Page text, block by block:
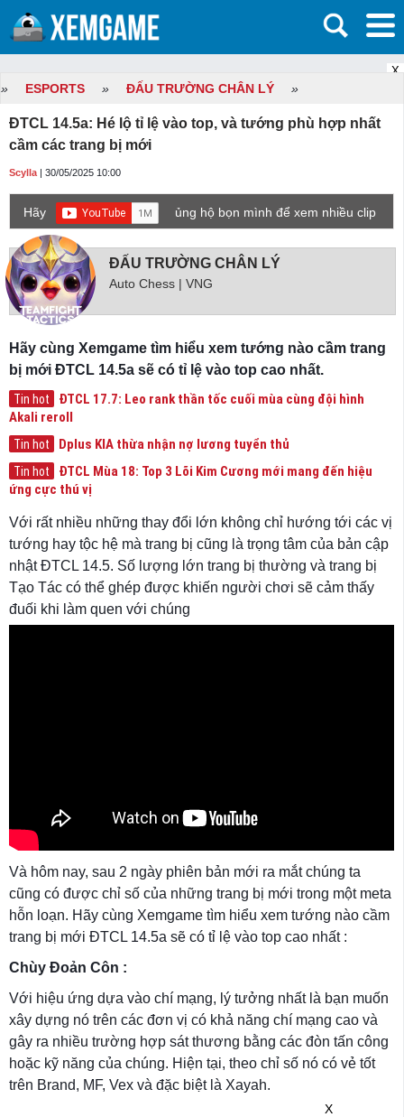
X
» ESPORTS » ĐẤU TRƯỜNG CHÂN LÝ »
ĐTCL 14.5a: Hé lộ tỉ lệ vào top, và tướng phù hợp nhất
cầm các trang bị mới
Scylla | 30/05/2025 10:00
Hãy
ủng hộ bọn mình để xem nhiều clip
game mới hơn nhé!
ĐẤU TRƯỜNG CHÂN LÝ
Auto Chess | VNG
Hãy cùng Xemgame tìm hiểu xem tướng nào cầm trang
bị mới ĐTCL 14.5a sẽ có tỉ lệ vào top cao nhất.
Tin hot
ĐTCL 17.7: Leo rank thần tốc cuối mùa cùng đội hình
Akali reroll
Tin hot Dplus KIA thừa nhận nợ lương tuyển thủ
Tin hot
ĐTCL Mùa 18: Top 3 Lõi Kim Cương mới mang đến hiệu
ứng cực thú vị
Với rất nhiều những thay đổi lớn không chỉ hướng tới các vị
tướng hay tộc hệ mà trang bị cũng là trọng tâm của bản cập
nhật ĐTCL 14.5. Số lượng lớn trang bị thường và trang bị
Tạo Tác có thể ghép được khiến người chơi sẽ cảm thấy
đuối khi làm quen với chúng
Và hôm nay, sau 2 ngày phiên bản mới ra mắt chúng ta
cũng có được chỉ số của những trang bị mới trong một meta
hỗn loạn. Hãy cùng Xemgame tìm hiểu xem tướng nào cầm
trang bị mới ĐTCL 14.5a sẽ có tỉ lệ vào top cao nhất :
Chùy Đoản Côn :
Với hiệu ứng dựa vào chí mạng, lý tưởng nhất là bạn muốn
xây dựng nó trên các đơn vị có khả năng chí mạng cao và
gây ra nhiều trường hợp sát thương bằng các đòn tấn công
hoặc kỹ năng của chúng. Hiện tại, theo chỉ số nó có vẻ tốt
trên Brand, MF, Vex và đặc biệt là Xayah.
X